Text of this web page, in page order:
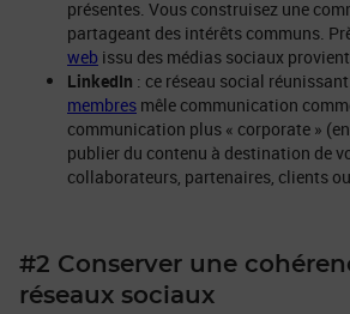
présentes. Vous construisez une
partageant des intérêts communs.
web issu des médias sociaux
LinkedIn : ce réseau social réunissant
membres mêle communication
communication plus « corporate »
publier du contenu à destination de
collaborateurs, partenaires, clients
#2 Conserver une
réseaux sociaux